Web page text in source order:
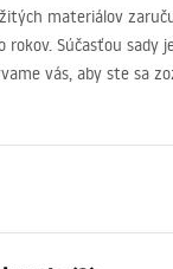
materiálov
Súčasťou sady
vás, aby ste sa